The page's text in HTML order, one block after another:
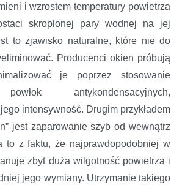
i wzrostem temperatury powietrza
skroplonej pary wodnej na jej
to zjawisko naturalne, które nie do
Producenci okien próbują
je poprzez stosowanie
antykondensacyjnych,
intensywność. Drugim przykładem
jest zaparowanie szyb od wewnątrz
to z faktu, że najprawdopodobniej w
zbyt duża wilgotność powietrza i
jego wymiany. Utrzymanie takiego